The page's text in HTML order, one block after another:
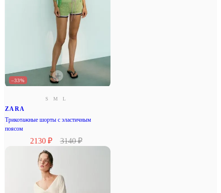
–33%
S M L
ZARA
Трикотажные шорты с эластичным
поясом
2130 ₽ 3140 ₽